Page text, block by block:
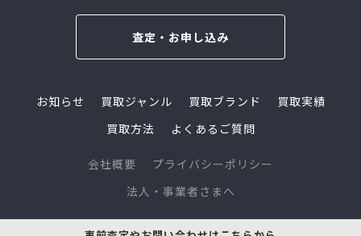
査定・お申し込み
お知らせ 買取ジャンル 買取ブランド
買取実績
買取方法
よくあるご質問
会社概要
プライバシーポリシー
法人・事業者さまへ